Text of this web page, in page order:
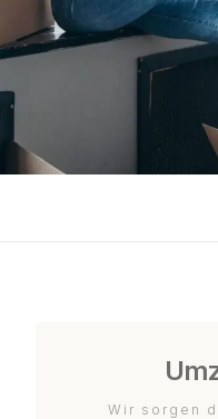
Wir sorgen